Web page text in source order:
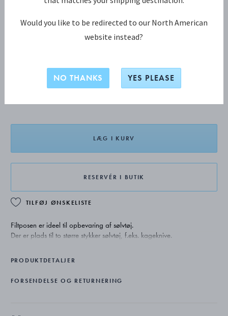
Pose til sølvserveringsdele
LÆG I KURV
RESERVÉR I BUTIK
TILFØJ ØNSKELISTE
Filtposen er ideel til opbevaring af sølvtøj.
Der er plads til to større stykker sølvtøj, f.eks. kageknive.
PRODUKTDETALJER
FORSENDELSE OG RETURNERING
Would you like to be redirected to our North American
website instead?
NO THANKS YES PLEASE